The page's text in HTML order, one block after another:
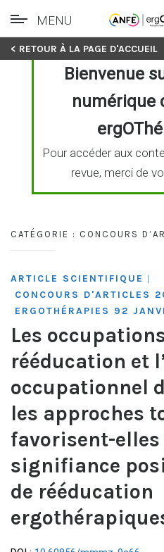
Skip
MENU
< RETOUR À LA PAGE D'ACCUEIL
Bienvenue
numérique
Pour accéder aux
revue, merci de
CATÉGORIE : CONCOURS
ARTICLE SCIENTIFIQUE |
CONCOURS D'ARTICLES
ERGOTHÉRAPIES 92
Les
rééducation et
occupationnel
les approches
favorisent-elles
signifiance
de rééducation